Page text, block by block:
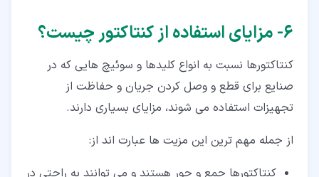
۶‏- مزایای استفاده از کنتاکتور چیست؟
کنتاکتورها نسبت به انواع کلیدها و سوئیچ هایی که در
صنایع برای قطع و وصل کردن جریان و حفاظت از
تجهیزات استفاده می شوند، مزایای بسیاری دارند.
از جمله مهم ترین این مزیت ها عبارت اند از:
کنتاکتورها جمع و جور هستند و می توانند به راحتی در